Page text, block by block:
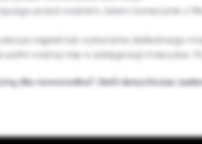
przed wiatrem, latem koniecznie z
po kąpieli lub wykonania delikatnego
pełni ważną rolę w pielęgnacji maluszka.
dla noworodka? Jeśli dotychczas